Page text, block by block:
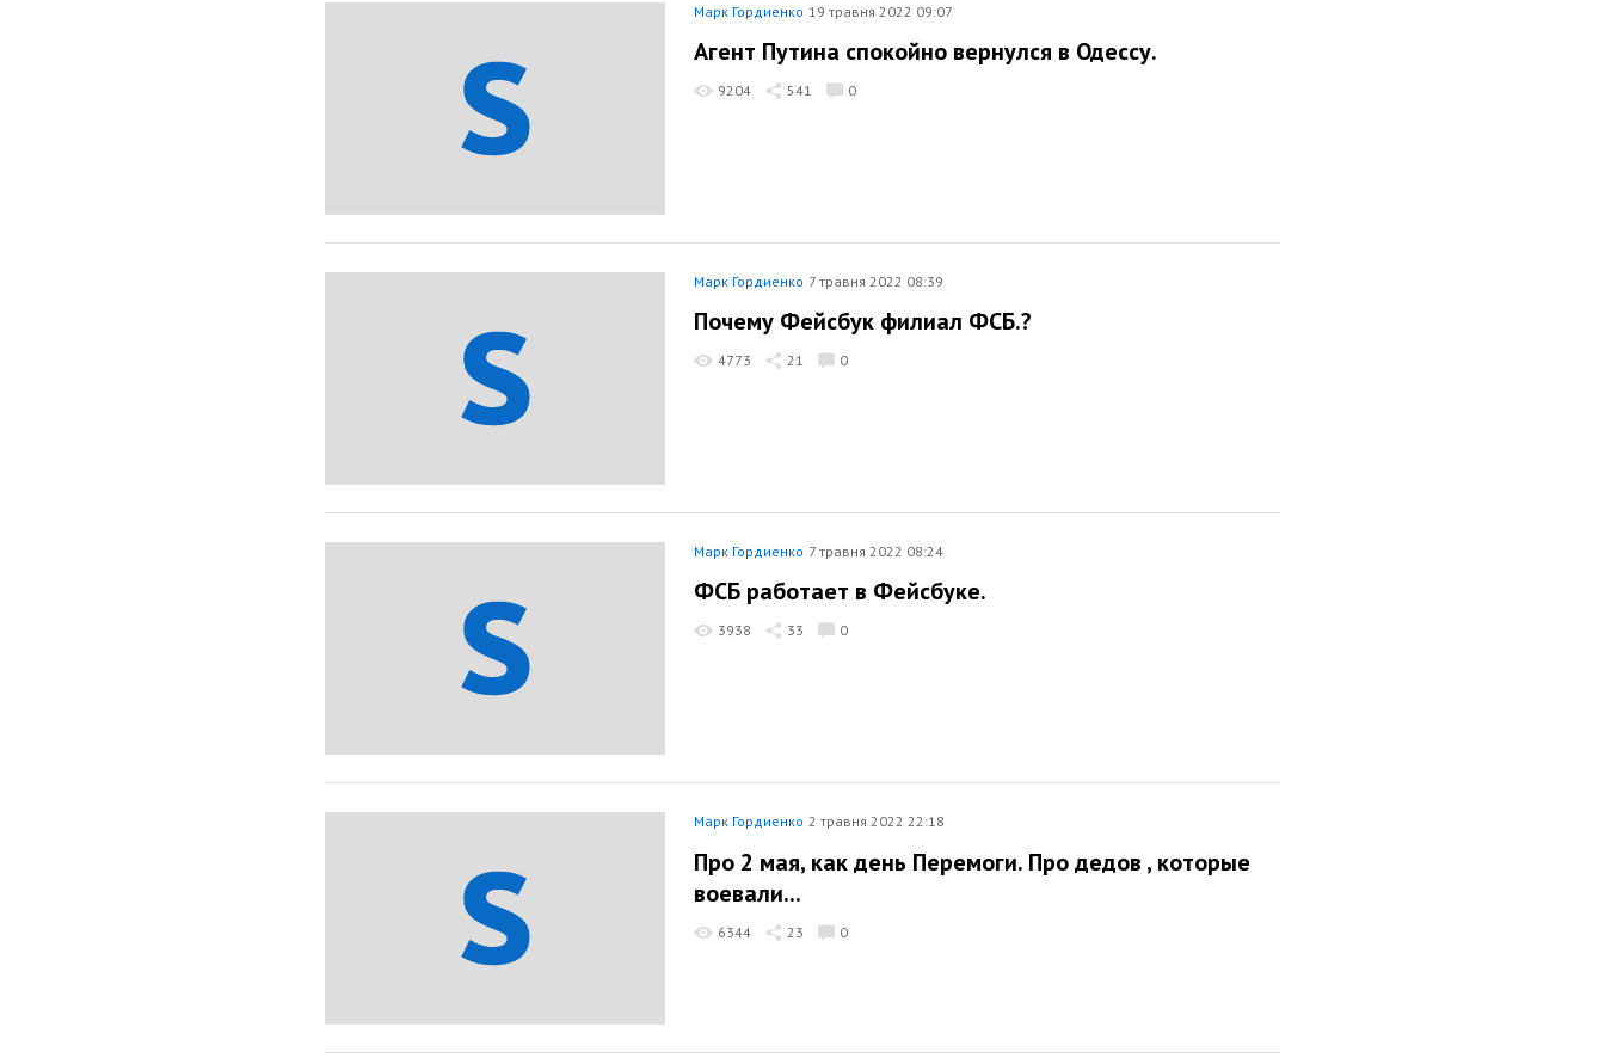
Марк Гордиенко 19 травня 2022 09:07
Агент Путина спокойно вернулся в Одессу.
9204 541 0
Марк Гордиенко 7 травня 2022 08:39
Почему Фейсбук филиал ФСБ.?
4773 21 0
Марк Гордиенко 7 травня 2022 08:24
ФСБ работает в Фейсбуке.
3938 33 0
Марк Гордиенко 2 травня 2022 22:18
Про 2 мая, как день Перемоги. Про дедов , которые
воевали...
6344 23 0